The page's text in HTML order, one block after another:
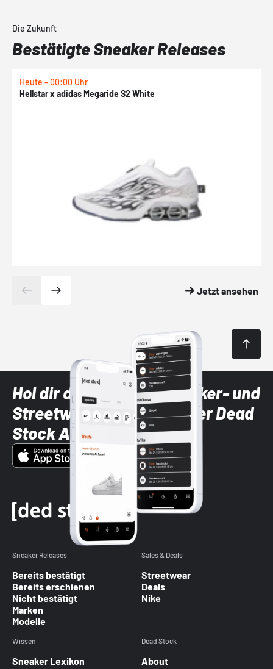
Die Zukunft
Bestätigte Sneaker Releases
Heute - 00:00 Uhr
Hellstar x adidas Megaride S2 White
Jetzt ansehen
Hol dir die neuesten Sneaker- und
Streetwear-Brands mit der Dead
Stock App
Sneaker Releases
Bereits bestätigt
Bereits erschienen
Nicht bestätigt
Marken
Modelle
Sales & Deals
Streetwear
Deals
Nike
Wissen
Sneaker Lexikon
Dead Stock
About